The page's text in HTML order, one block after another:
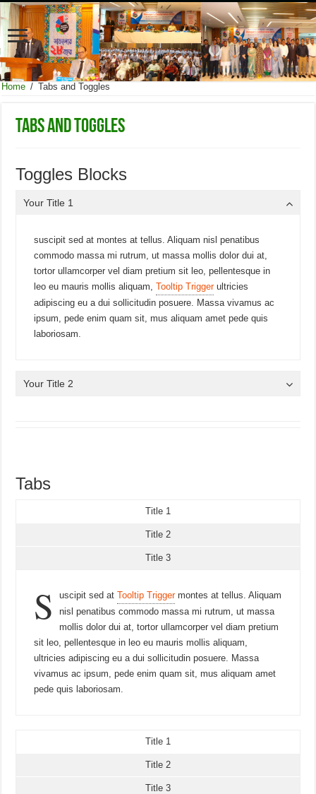
Home / Tabs and Toggles
Tabs and Toggles
Toggles Blocks
Your Title 1
suscipit sed at montes at tellus. Aliquam nisl penatibus
commodo massa mi rutrum, ut massa mollis dolor dui at,
tortor ullamcorper vel diam pretium sit leo, pellentesque in
leo eu mauris mollis aliquam,Tooltip Triggerultricies
adipiscing eu a dui sollicitudin posuere. Massa vivamus ac
ipsum, pede enim quam sit, mus aliquam amet pede quis
laboriosam.
Your Title 2
Tabs
Title 1
Title 2
Title 3
S uscipit sed atTooltip Triggermontes at tellus. Aliquam
nisl penatibus commodo massa mi rutrum, ut massa
mollis dolor dui at, tortor ullamcorper vel diam pretium
sit leo, pellentesque in leo eu mauris mollis aliquam,
ultricies adipiscing eu a dui sollicitudin posuere. Massa
vivamus ac ipsum, pede enim quam sit, mus aliquam amet
pede quis laboriosam.
Title 1
Title 2
Title 3